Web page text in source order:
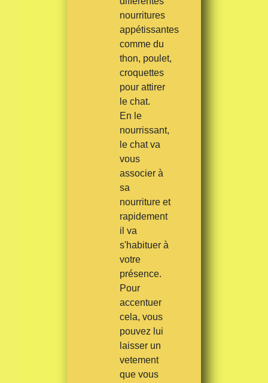
nourritures
appétissantes
comme du
thon, poulet,
croquettes
pour attirer
le chat.
En le
nourrissant,
le chat va
vous
associer à
sa
nourriture et
rapidement
il va
s'habituer à
votre
présence.
Pour
accentuer
cela, vous
pouvez lui
laisser un
vetement
que vous